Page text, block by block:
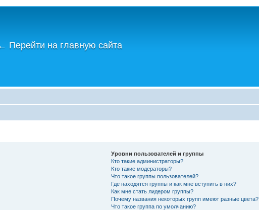
Перейти на главную сайта
Уровни пользователей и группы
Кто такие администраторы?
Кто такие модераторы?
Что такое группы пользователей?
Где находятся группы и как мне вступить в них?
Как мне стать лидером группы?
Почему названия некоторых групп имеют разные цвета?
Что такое группа по умолчанию?